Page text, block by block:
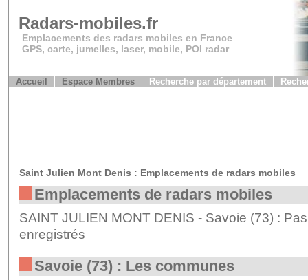
Radars-mobiles.fr
Emplacements des radars mobiles en France
GPS, carte, jumelles, laser, mobile, POI radar
Accueil Espace Membres Recherche par département
Saint Julien Mont Denis : Emplacements de radars mobiles
Emplacements de radars mobiles
SAINT JULIEN MONT DENIS - Savoie (73) :
enregistrés
Savoie (73) : Les communes